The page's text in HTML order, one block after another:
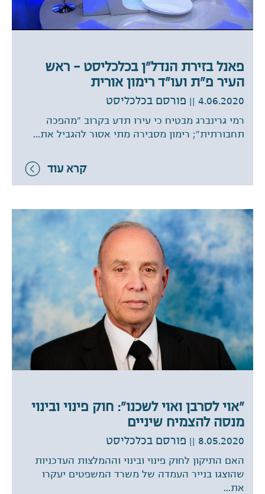
פאנל בזירת הנדל"ן בכלכליסט – ראש
העיר פ"ת ועו"ד רימון אורית
4.06.2020 || פורסם בכלכליסט
רמי גרינברג מבטיח כי עירו תדע בקרוב "מהפכה
תחבורתית"; רימון מסבירה מתי אסור להגביל את...
קרא עוד
"אוי לסרבן ואוי לשכנו": חוק פינוי ובינוי
מנסה להצמיח שיניים
8.05.2020 || פורסם בכלכליסט
האם התיקון לחוק פינוי ובינוי וההמלצות העדכניות
שהוצגו בנייר העמדה של משרד המשפטים יעקרו
את...